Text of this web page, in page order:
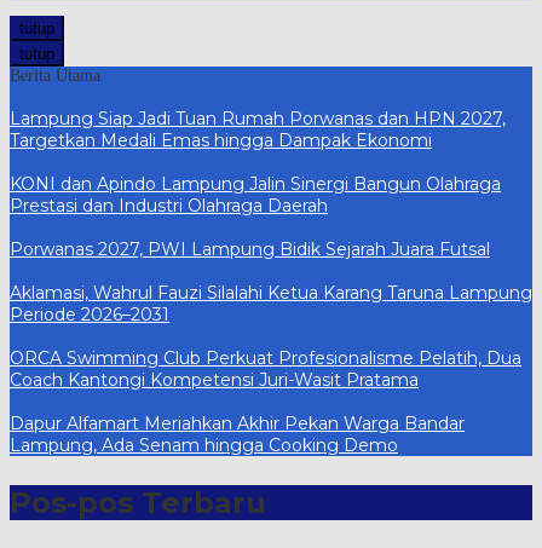
tutup
tutup
Berita Utama
Lampung Siap Jadi Tuan Rumah Porwanas dan HPN 2027,
Targetkan Medali Emas hingga Dampak Ekonomi
KONI dan Apindo Lampung Jalin Sinergi Bangun Olahraga
Prestasi dan Industri Olahraga Daerah
Porwanas 2027, PWI Lampung Bidik Sejarah Juara Futsal
Aklamasi, Wahrul Fauzi Silalahi Ketua Karang Taruna Lampung
Periode 2026–2031
ORCA Swimming Club Perkuat Profesionalisme Pelatih, Dua
Coach Kantongi Kompetensi Juri-Wasit Pratama
Dapur Alfamart Meriahkan Akhir Pekan Warga Bandar
Lampung, Ada Senam hingga Cooking Demo
Pos-pos Terbaru